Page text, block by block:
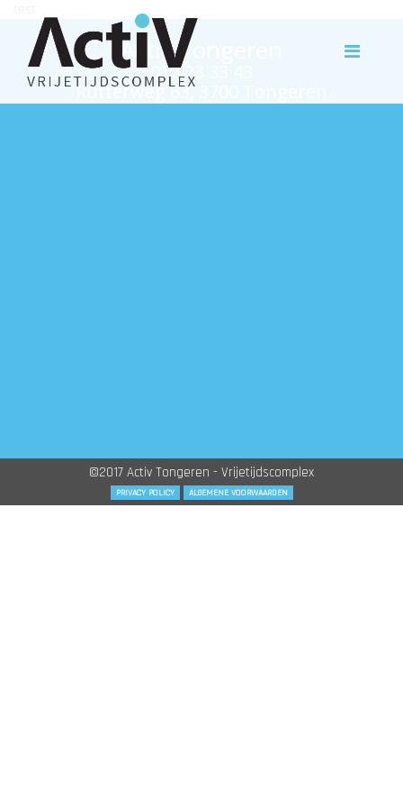
Activ Tongeren
012 23 33 43
Rutterweg 63, 3700 Tongeren
©2017 Activ Tongeren - Vrijetijdscomplex
PRIVACY POLICY ALGEMENE VOORWAARDEN